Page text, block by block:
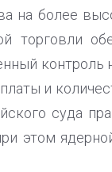
на более
торговли
и
суда
этом